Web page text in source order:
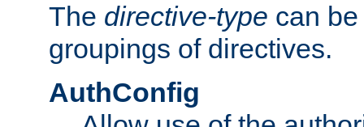
The directive-type can
groupings of directives.
AuthConfig